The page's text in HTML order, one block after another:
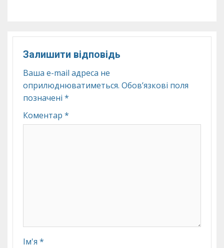
Залишити відповідь
Ваша e-mail адреса не
оприлюднюватиметься. Обов’язкові поля
позначені *
Коментар *
Ім'я *